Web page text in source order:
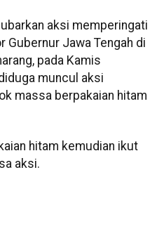
aksi memperingati
Gubernur Jawa Tengah di
pada Kamis
muncul aksi
massa berpakaian hitam
hitam kemudian ikut
aksi.